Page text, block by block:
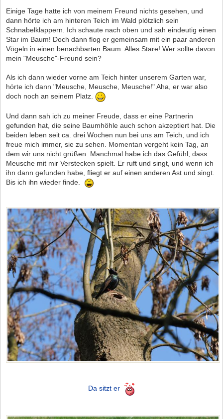
Einige Tage hatte ich von meinem Freund nichts gesehen, und
dann hörte ich am hinteren Teich im Wald plötzlich sein
Schnabelklappern. Ich schaute nach oben und sah eindeutig einen
Star im Baum! Doch dann flog er gemeinsam mit ein paar anderen
Vögeln in einen benachbarten Baum. Alles Stare! Wer sollte davon
mein "Meusche"-Freund sein?
Als ich dann wieder vorne am Teich hinter unserem Garten war,
hörte ich dann "Meusche, Meusche, Meusche!" Aha, er war also
doch noch an seinem Platz.
Und dann sah ich zu meiner Freude, dass er eine Partnerin
gefunden hat, die seine Baumhöhle auch schon akzeptiert hat. Die
beiden leben seit ca. drei Wochen nun bei uns am Teich, und ich
freue mich immer, sie zu sehen. Momentan vergeht kein Tag, an
dem wir uns nicht grüßen. Manchmal habe ich das Gefühl, dass
Meusche mit mir Verstecken spielt. Er ruft und singt, und wenn ich
ihn dann gefunden habe, fliegt er auf einen anderen Ast und singt.
Bis ich ihn wieder finde.
Da sitzt er